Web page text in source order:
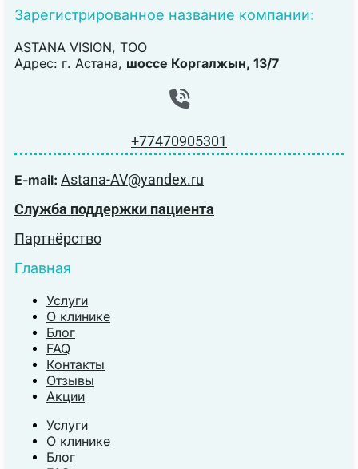
Зарегистрированное название компании:
ASTANA VISION, TOO
Адрес: г. Астана, шоссе Коргалжын, 13/7
+77470905301
E-mail: Astana-AV@yandex.ru
Служба поддержки пациента
Партнёрство
Главная
Услуги
О клинике
Блог
FAQ
Контакты
Отзывы
Акции
Услуги
О клинике
Блог